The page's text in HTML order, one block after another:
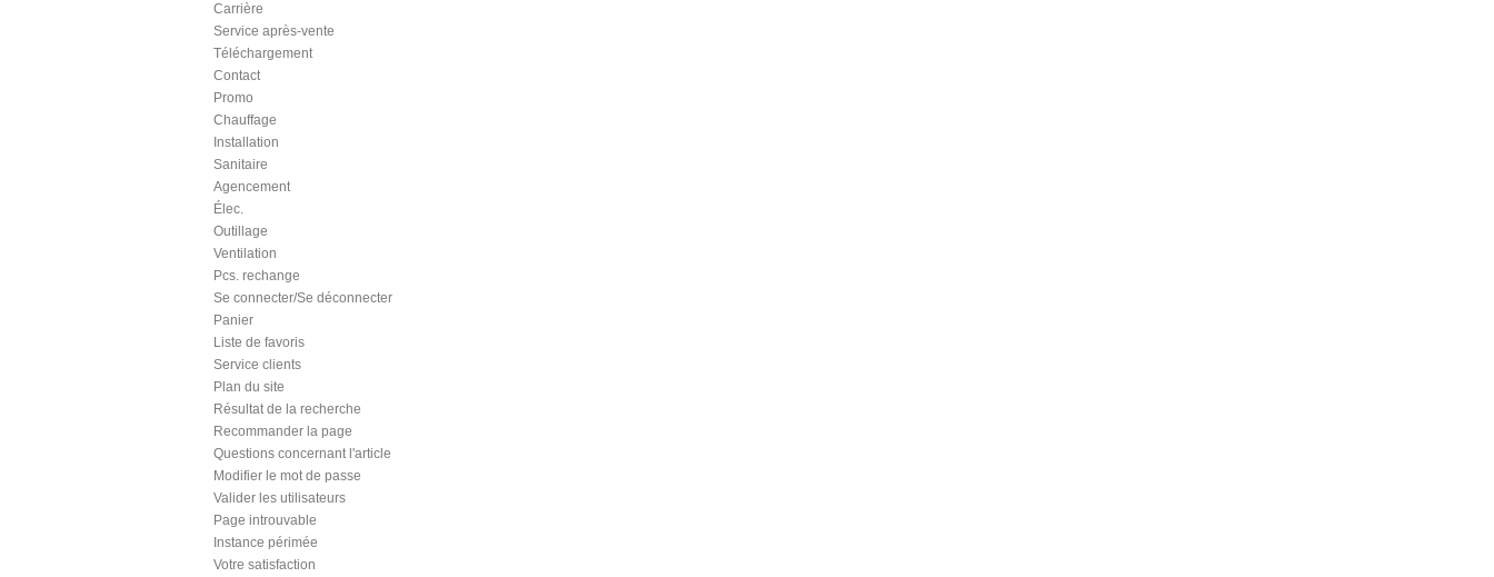
Carrière
Service après-vente
Téléchargement
Contact
Promo
Chauffage
Installation
Sanitaire
Agencement
Élec.
Outillage
Ventilation
Pcs. rechange
Se connecter/Se déconnecter
Panier
Liste de favoris
Service clients
Plan du site
Résultat de la recherche
Recommander la page
Questions concernant l'article
Modifier le mot de passe
Valider les utilisateurs
Page introuvable
Instance périmée
Votre satisfaction